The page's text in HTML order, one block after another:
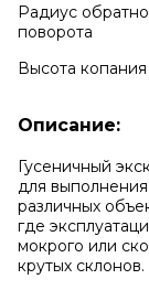
Радиус
поворота
Высота копания
Описание:
Гусеничный
для
различных
где
мокрого или
крутых склонов.